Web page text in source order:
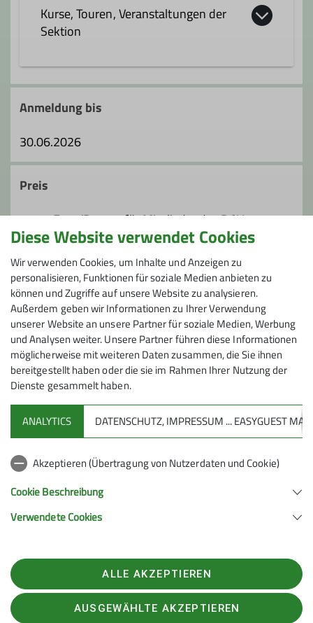
Kurse, Touren, Veranstaltungen der
Sektion
Anmeldung bis
30.06.2026
Preis
45,00 Euro/Person für Mitglieder des DAV
75,00 Euro/Person für Nichtmitglieder
zuzüglich Übernachtung und Verpflegung
Maximale Teilnehmeranzahl
5
Aktuelles
Sektion Geislingen e.V. des Deutschen Alpenvereins (D.A.V.) e.V.
Telefon +497331947222
Diese Website verwendet Cookies
Wir verwenden Cookies, um Inhalte und Anzeigen zu
personalisieren, Funktionen für soziale Medien anbieten zu
können und Zugriffe auf unsere Website zu analysieren.
Außerdem geben wir Informationen zu Ihrer Verwendung
unserer Website an unsere Partner für soziale Medien, Werbung
und Analysen weiter. Unsere Partner führen diese Informationen
möglicherweise mit weiteren Daten zusammen, die Sie ihnen
bereitgestellt haben oder die sie im Rahmen Ihrer Nutzung der
Dienste gesammelt haben.
ANALYTICS DATENSCHUTZ, IMPRESSUM ... EASYGUEST
Akzeptieren (Übertragung von Nutzerdaten und Cookie)
Cookie Beschreibung
Verwendete Cookies
ALLE AKZEPTIEREN
AUSGEWÄHLTE AKZEPTIEREN